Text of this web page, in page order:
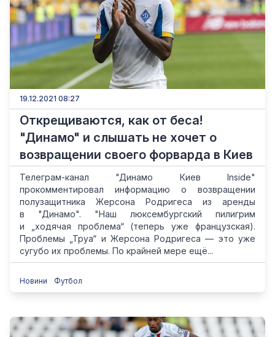
19.12.2021 08:27
Открещиваются, как от беса!
"Динамо" и слышать не хочет о
возвращении своего форварда в Киев
Телеграм-канал "Динамо Киев Inside"
прокомментировал информацию о возвращении
полузащитника Жерсона Родригеса из аренды
в "Динамо". "Наш люксембургский пилигрим
и „ходячая проблема“ (теперь уже французская).
Проблемы „Труа“ и Жерсона Родригеса — это уже
сугубо их проблемы. По крайней мере ещё...
Новини Футбол